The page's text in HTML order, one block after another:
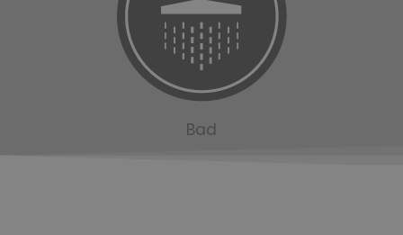
Bad